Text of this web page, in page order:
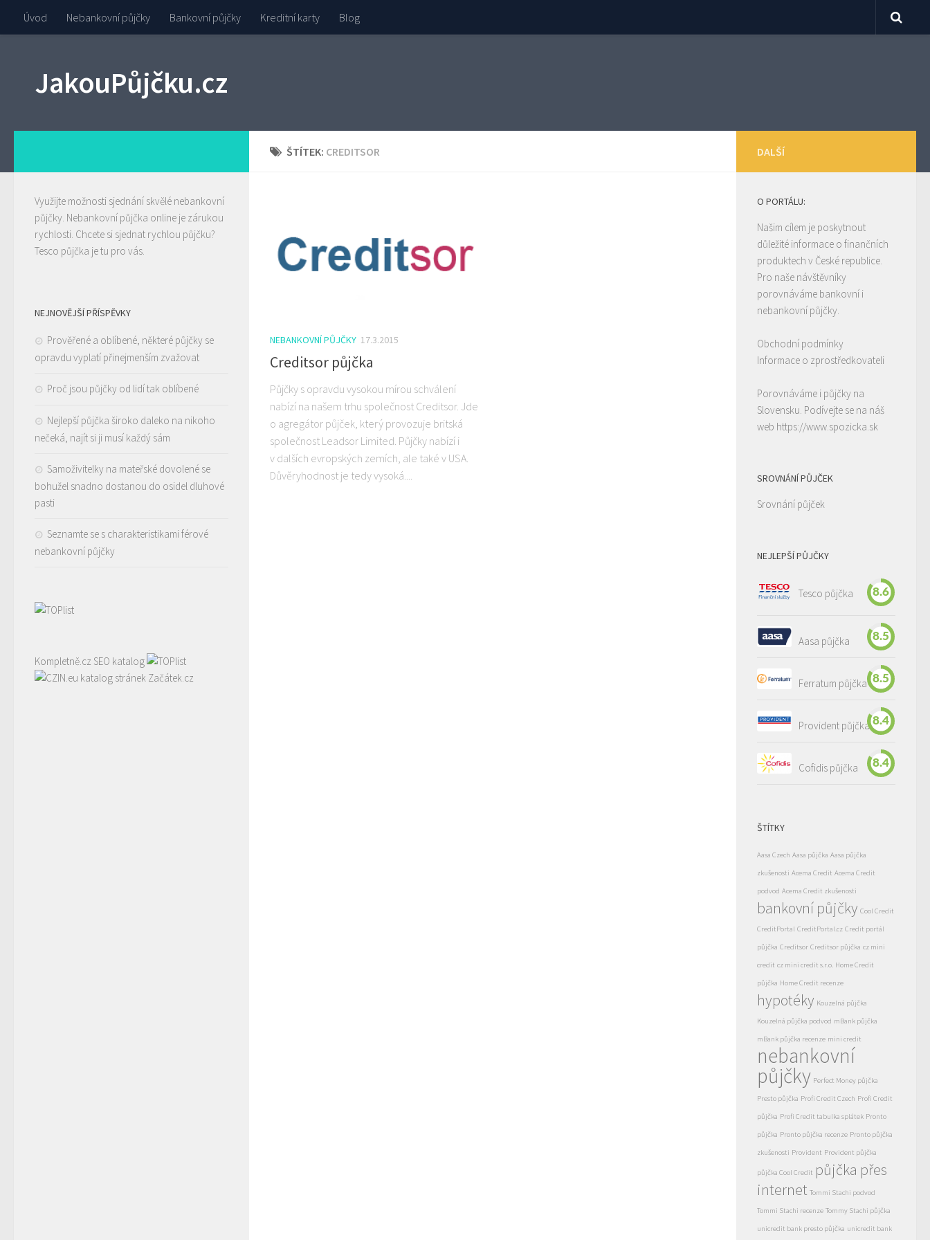
Úvod Nebankovní půjčky Bankovní půjčky Kreditní karty Blog
JakouPůjčku.cz
ŠTÍTEK: CREDITSOR
NEBANKOVNÍ PŮJČKY 17.3.2015
Creditsor půjčka
Půjčky s opravdu vysokou mírou schválení
nabízí na našem trhu společnost Creditsor. Jde
o agregátor půjček, který provozuje britská
společnost Leadsor Limited. Půjčky nabízí i
v dalších evropských zemích, ale také v USA.
Důvěryhodnost je tedy vysoká....
Využijte možnosti sjednání skvělé nebankovní
půjčky. Nebankovní půjčka online je zárukou
rychlosti. Chcete si sjednat rychlou půjčku?
Tesco půjčka je tu pro vás.
NEJNOVĚJŠÍ PŘÍSPĚVKY
Prověřené a oblíbené, některé půjčky se
opravdu vyplatí přinejmenším zvažovat
Proč jsou půjčky od lidí tak oblíbené
Nejlepší půjčka široko daleko na nikoho
nečeká, najít si ji musí každý sám
Samoživitelky na mateřské dovolené se
bohužel snadno dostanou do osidel dluhové
pasti
Seznamte se s charakteristikami férové
nebankovní půjčky
Kompletně.cz SEO katalog
katalog stránek Začátek.cz
DALŠÍ
O PORTÁLU:
Našim cílem je poskytnout
důležité informace o finančních
produktech v České republice.
Pro naše návštěvníky
porovnáváme bankovní i
nebankovní půjčky.
Obchodní podmínky
Informace o zprostředkovateli
Porovnáváme i půjčky na
Slovensku. Podívejte se na náš
web https://www.spozicka.sk
SROVNÁNÍ PŮJČEK
Srovnání půjček
NEJLEPŠÍ PŮJČKY
Tesco půjčka 8.6
Aasa půjčka 8.5
Ferratum půjčka 8.5
Provident půjčka 8.4
Cofidis půjčka 8.4
ŠTÍTKY
Aasa Czech Aasa půjčka Aasa půjčka
zkušenosti Acema Credit Acema Credit
podvod Acema Credit zkušenosti
bankovní půjčky Cool Credit
CreditPortal CreditPortal.cz Credit portál
půjčka Creditsor Creditsor půjčka cz mini
credit cz mini credit s.r.o. Home Credit
půjčka Home Credit recenze
hypotéky Kouzelná půjčka
Kouzelná půjčka podvod mBank půjčka
mBank půjčka recenze mini credit
nebankovní
půjčky Perfect Money půjčka
Presto půjčka Profi Credit Czech Profi Credit
půjčka Profi Credit tabulka splátek Pronto
půjčka Pronto půjčka recenze Pronto půjčka
zkušenosti Provident Provident půjčka
půjčka Cool Credit půjčka přes
internet Tommi Stachi podvod
Tommi Stachi recenze Tommy Stachi půjčka
unicredit bank presto půjčka unicredit bank